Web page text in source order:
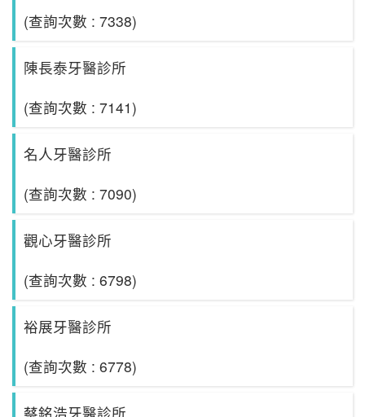
(查詢次數 : 7338)
陳長泰牙醫診所
(查詢次數 : 7141)
名人牙醫診所
(查詢次數 : 7090)
觀心牙醫診所
(查詢次數 : 6798)
裕展牙醫診所
(查詢次數 : 6778)
蔡銘浩牙醫診所